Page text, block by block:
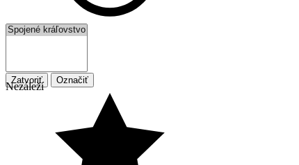
Zatvoriť Označiť
Nezáleží